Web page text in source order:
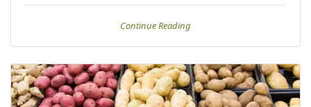
Continue Reading